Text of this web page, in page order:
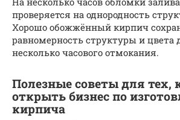
проверяется на однородность
Хорошо обожжённый кирпич
равномерность структуры и цвета
несколько часового отмокания.
Полезные советы для тех,
открыть бизнес по
кирпича